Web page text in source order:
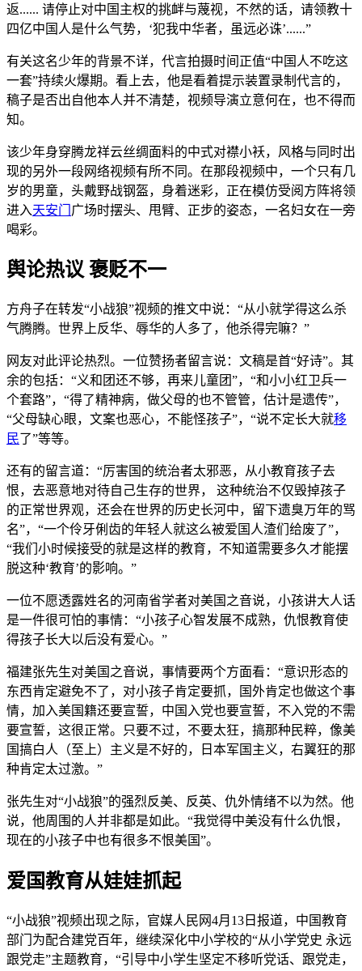
返...... 请停止对中国主权的挑衅与蔑视，不然的话，请领教十
四亿中国人是什么气势，‘犯我中华者，虽远必诛’......”
有关这名少年的背景不详，代言拍摄时间正值“中国人不吃这
一套”持续火爆期。看上去，他是看着提示装置录制代言的，
稿子是否出自他本人并不清楚，视频导演立意何在，也不得而
知。
该少年身穿腾龙祥云丝绸面料的中式对襟小袄，风格与同时出
现的另外一段网络视频有所不同。在那段视频中，一个只有几
岁的男童，头戴野战钢盔，身着迷彩，正在模仿受阅方阵将领
进入天安门 广场时摆头、甩臂、正步的姿态，一名妇女在一旁
喝彩。
舆论热议 褒贬不一
方舟子在转发“小战狼”视频的推文中说：“从小就学得这么杀
气腾腾。世界上反华、辱华的人多了，他杀得完嘛？”
网友对此评论热烈。一位赞扬者留言说：文稿是首“好诗”。其
余的包括：“义和团还不够，再来儿童团”，“和小小红卫兵一
个套路”，“得了精神病，做父母的也不管管，估计是遗传”，
“父母缺心眼，文案也恶心，不能怪孩子”，“说不定长大就移
民了”等等。
还有的留言道：“厉害国的统治者太邪恶，从小教育孩子去
恨，去恶意地对待自己生存的世界， 这种统治不仅毁掉孩子
的正常世界观，还会在世界的历史长河中，留下遗臭万年的骂
名”，“一个伶牙俐齿的年轻人就这么被爱国人渣们给废了”，
“我们小时候接受的就是这样的教育，不知道需要多久才能摆
脱这种‘教育’的影响。”
一位不愿透露姓名的河南省学者对美国之音说，小孩讲大人话
是一件很可怕的事情：“小孩子心智发展不成熟，仇恨教育使
得孩子长大以后没有爱心。”
福建张先生对美国之音说，事情要两个方面看：“意识形态的
东西肯定避免不了，对小孩子肯定要抓，国外肯定也做这个事
情，加入美国籍还要宣誓，中国入党也要宣誓，不入党的不需
要宣誓，这很正常。只要不过，不要太狂，搞那种民粹，像美
国搞白人（至上）主义是不好的，日本军国主义，右翼狂的那
种肯定太过激。”
张先生对“小战狼”的强烈反美、反英、仇外情绪不以为然。他
说，他周围的人并非都是如此。“我觉得中美没有什么仇恨，
现在的小孩子中也有很多不恨美国”。
爱国教育从娃娃抓起
“小战狼”视频出现之际，官媒人民网4月13日报道，中国教育
部门为配合建党百年，继续深化中小学校的“从小学党史 永远
跟党走”主题教育，“引导中小学生坚定不移听党话、跟党走，